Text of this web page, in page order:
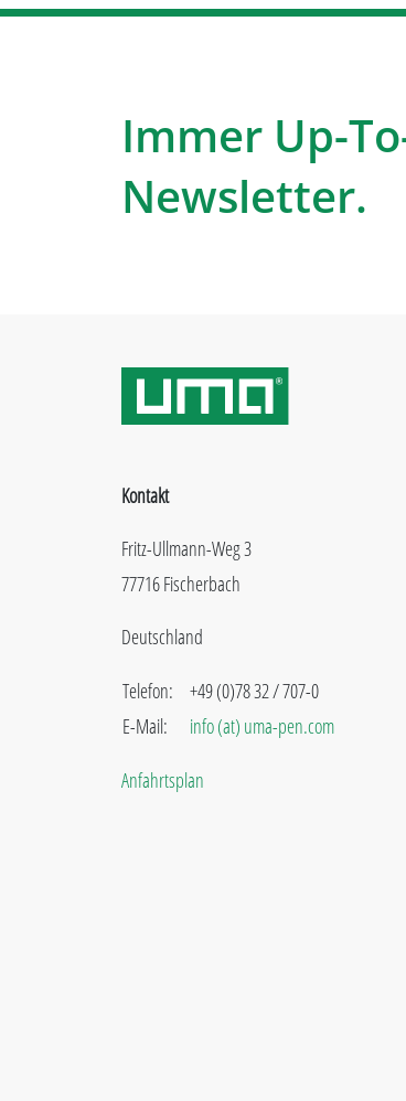
Immer Up-
Newsletter.
Kontakt
Fritz-Ullmann-Weg 3
77716 Fischerbach
Deutschland
Telefon:
E-Mail:
+49 (0)78 32 / 707-0
info (at) uma-pen.com
Anfahrtsplan